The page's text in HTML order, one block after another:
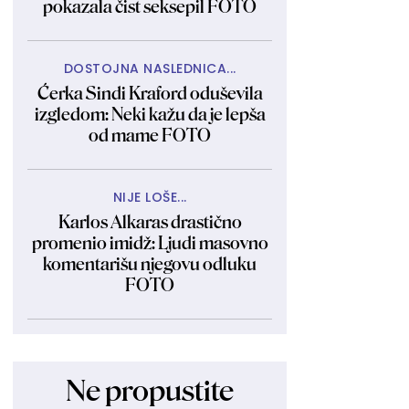
pokazala čist seksepil FOTO
DOSTOJNA NASLEDNICA...
Ćerka Sindi Kraford oduševila
izgledom: Neki kažu da je lepša
od mame FOTO
NIJE LOŠE...
Karlos Alkaras drastično
promenio imidž: Ljudi masovno
komentarišu njegovu odluku
FOTO
Ne propustite